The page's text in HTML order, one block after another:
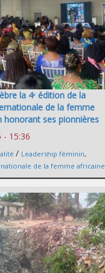
la 4ᵉ édition de la
de la femme
honorant ses pionnières
- 15:36
/ Leadership féminin,
de la femme africaine